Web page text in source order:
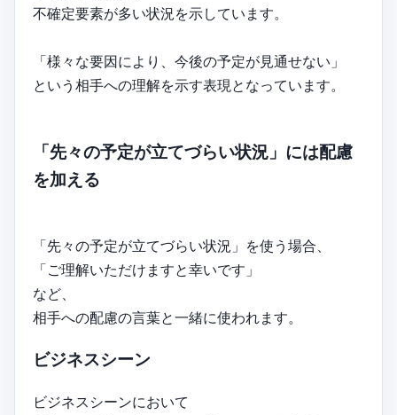
不確定要素が多い状況を示しています。
「様々な要因により、今後の予定が見通せない」
という相手への理解を示す表現となっています。
「先々の予定が立てづらい状況」には配慮
を加える
「先々の予定が立てづらい状況」を使う場合、
「ご理解いただけますと幸いです」
など、
相手への配慮の言葉と一緒に使われます。
ビジネスシーン
ビジネスシーンにおいて